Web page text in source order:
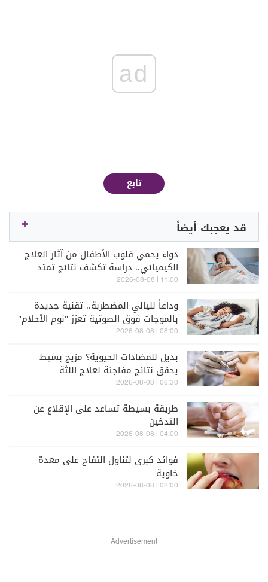
ad
تابع
قد يعجبك أيضاً
دواء يحمي قلوب الأطفال من آثار العلاج
الكيميائي.. دراسة تكشف نتائج تمتد
لسنوات
11:00 | 2026-08-08
وداعاً لليالي المضطربة.. تقنية جديدة
بالموجات فوق الصوتية تعزز "نوم الأحلام"
08:00 | 2026-08-08
بديل للمضادات الحيوية؟ مزيج بسيط
يحقق نتائج مفاجئة لعلاج اللثة
06:30 | 2026-08-08
طريقة بسيطة تساعد على الإقلاع عن
التدخين
04:00 | 2026-08-08
فوائد كبرى لتناول التفاح على معدة
خاوية
02:00 | 2026-08-08
Advertisement